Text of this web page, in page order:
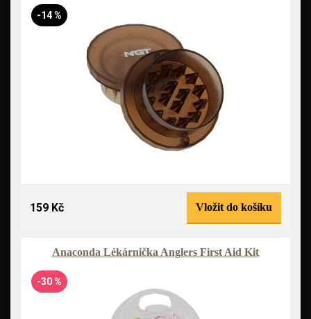
-14 %
159 Kč Vložit do košíku
Anaconda Lékárnička Anglers First Aid Kit
-30 %